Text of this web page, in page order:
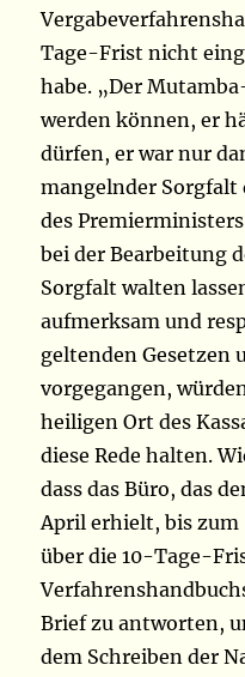
Tage-Frist nicht
habe. „Der
werden können, er
dürfen, er war nur
mangelnder Sorgfalt
des
bei der Bearbeitung
Sorgfalt walten
aufmerksam und
geltenden Gesetzen
vorgegangen,
heiligen Ort des
diese Rede halten.
dass das Büro, das
April erhielt, bis zum
über die 10-Tage-
Brief zu antworten,
dem Schreiben der